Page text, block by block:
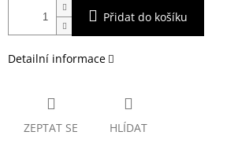
Přidat do košíku
Detailní informace
ZEPTAT SE HLÍDAT